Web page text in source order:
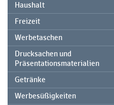
Haushalt
Freizeit
Werbetaschen
Drucksachen und
Präsentationsmaterialien
Getränke
Werbesüßigkeiten